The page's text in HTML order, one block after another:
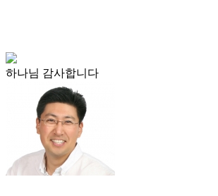
하나님 감사합니다